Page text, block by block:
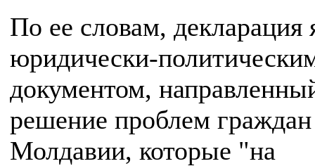
По ее словам, декларация
юридически-
документом,
решение проблем граждан
Молдавии, которые "на